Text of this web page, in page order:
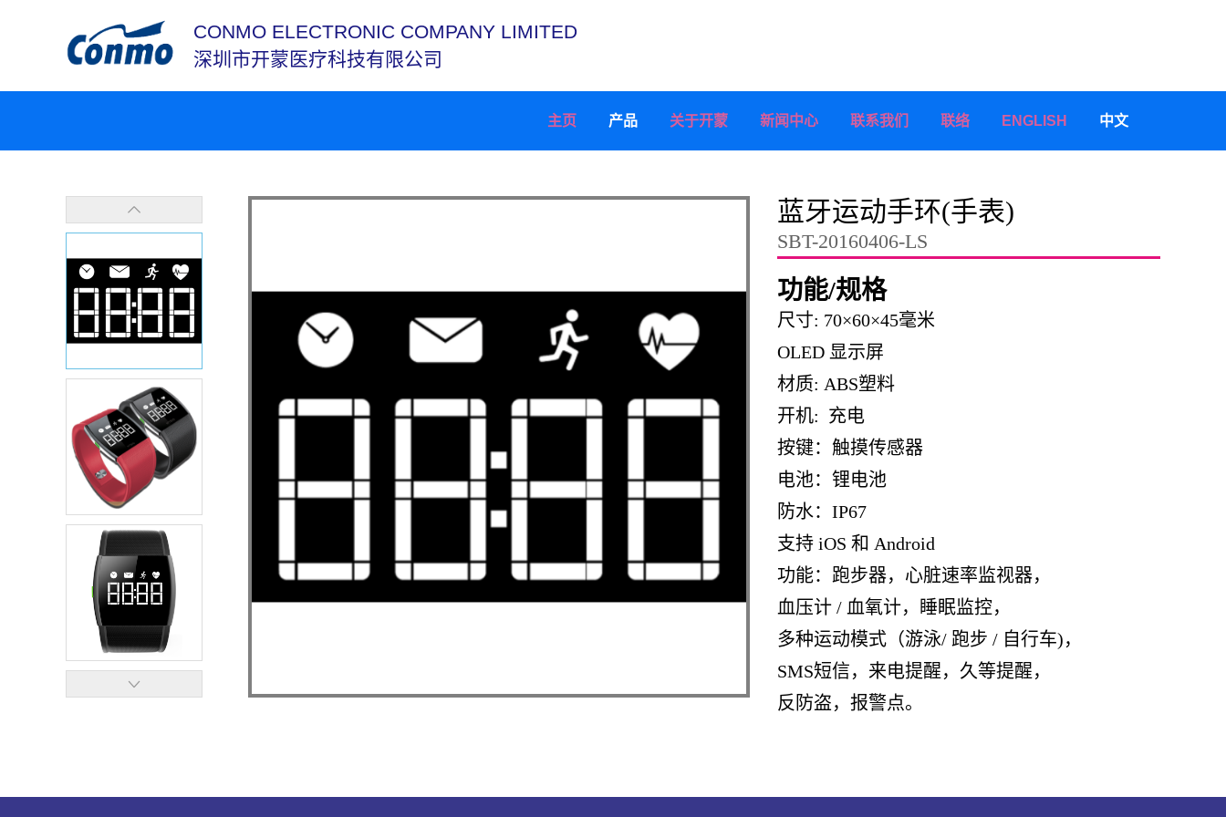
CONMO ELECTRONIC COMPANY LIMITED
深圳市开蒙医疗科技有限公司
主页 产品 关于开蒙 新闻中心 联系我们 联络 ENGLISH 中文
蓝牙运动手环(手表)
SBT-20160406-LS
功能/规格
尺寸: 70×60×45毫米
OLED 显示屏
材质: ABS塑料
开机: 充电
按键：触摸传感器
电池：锂电池
防水：IP67
支持 iOS 和 Android
功能：跑步器，心脏速率监视器，
血压计 / 血氧计，睡眠监控，
多种运动模式（游泳/ 跑步 / 自行车)，
SMS短信，来电提醒，久等提醒，
反防盗，报警点。